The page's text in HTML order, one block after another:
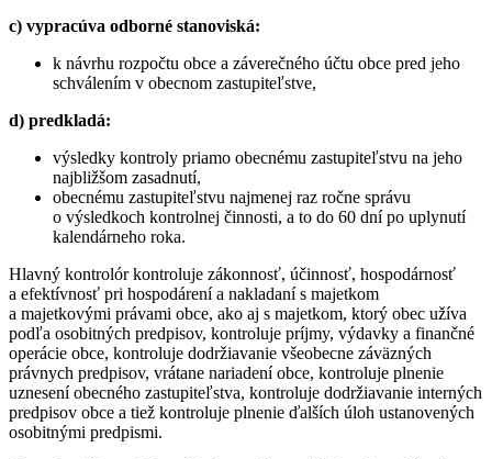
c) vypracúva odborné stanoviská:
k návrhu rozpočtu obce a záverečného účtu obce pred jeho
schválením v obecnom zastupiteľstve,
d) predkladá:
výsledky kontroly priamo obecnému zastupiteľstvu na jeho
najbližšom zasadnutí,
obecnému zastupiteľstvu najmenej raz ročne správu
o výsledkoch kontrolnej činnosti, a to do 60 dní po uplynutí
kalendárneho roka.
Hlavný kontrolór kontroluje zákonnosť, účinnosť, hospodárnosť
a efektívnosť pri hospodárení a nakladaní s majetkom
a majetkovými právami obce, ako aj s majetkom, ktorý obec užíva
podľa osobitných predpisov, kontroluje príjmy, výdavky a finančné
operácie obce, kontroluje dodržiavanie všeobecne záväzných
právnych predpisov, vrátane nariadení obce, kontroluje plnenie
uznesení obecného zastupiteľstva, kontroluje dodržiavanie interných
predpisov obce a tiež kontroluje plnenie ďalších úloh ustanovených
osobitnými predpismi.